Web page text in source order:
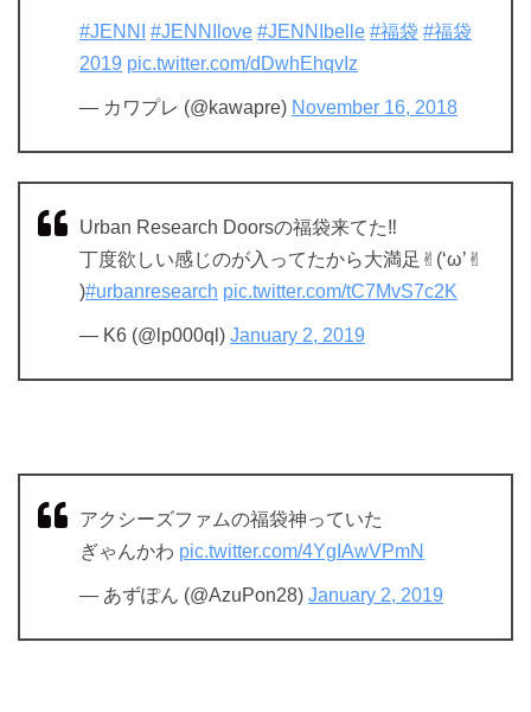
#JENNI #JENNIlove #JENNIbelle #福袋 #福袋
2019 pic.twitter.com/dDwhEhqvIz
— カワプレ (@kawapre) November 16, 2018
Urban Research Doorsの福袋来てた‼︎
丁度欲しい感じのが入ってたから大満足✌︎(‘ω’✌︎
)#urbanresearch pic.twitter.com/tC7MvS7c2K
— K6 (@lp000ql) January 2, 2019
アクシーズファムの福袋神っていた
ぎゃんかわ pic.twitter.com/4YgIAwVPmN
— あずぽん (@AzuPon28) January 2, 2019